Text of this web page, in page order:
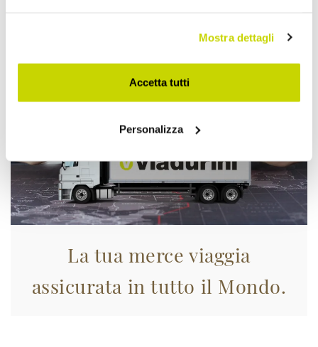
Mostra dettagli
Accetta tutti
Personalizza
Approfittane subito!
La tua merce viaggia
assicurata in tutto il Mondo.